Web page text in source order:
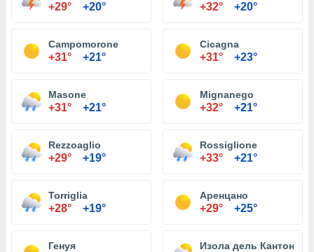
+29° +20° +32° +20°
Campomorone
+31° +21°
Cicagna
+31° +23°
Masone
+31° +21°
Mignanego
+32° +21°
Rezzoaglio
+29° +19°
Rossiglione
+33° +21°
Torriglia
+28° +19°
Аренцано
+29° +25°
Генуя Изола дель Кантоне